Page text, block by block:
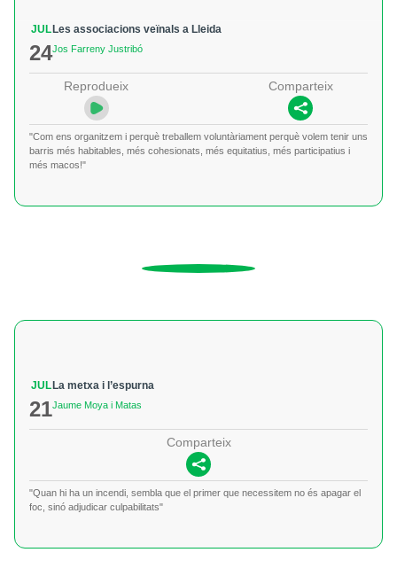
JUL
24
Les associacions veïnals a Lleida
Jos Farreny Justribó
Reprodueix Comparteix
"Com ens organitzem i perquè treballem voluntàriament perquè volem tenir uns
barris més habitables, més cohesionats, més equitatius, més participatius i
més macos!"
JUL
21
La metxa i l’espurna
Jaume Moya i Matas
Comparteix
"Quan hi ha un incendi, sembla que el primer que necessitem no és apagar el
foc, sinó adjudicar culpabilitats"